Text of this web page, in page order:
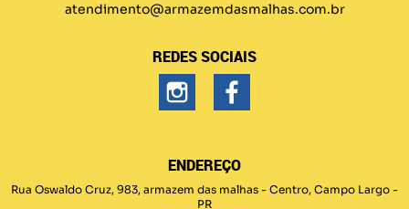
atendimento@armazemdasmalhas.com.br
REDES SOCIAIS
ENDEREÇO
Rua Oswaldo Cruz, 983, armazem das malhas - Centro, Campo Largo -
PR